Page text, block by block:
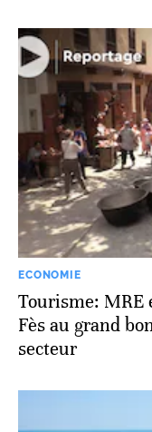
ECONOMIE
Tourisme: MRE
Fès au grand
secteur